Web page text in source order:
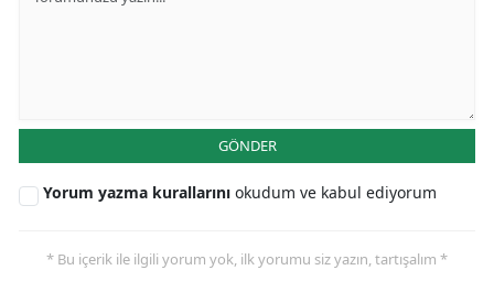
GÖNDER
Yorum yazma kurallarını okudum ve kabul ediyorum
* Bu içerik ile ilgili yorum yok, ilk yorumu siz yazın, tartışalım *